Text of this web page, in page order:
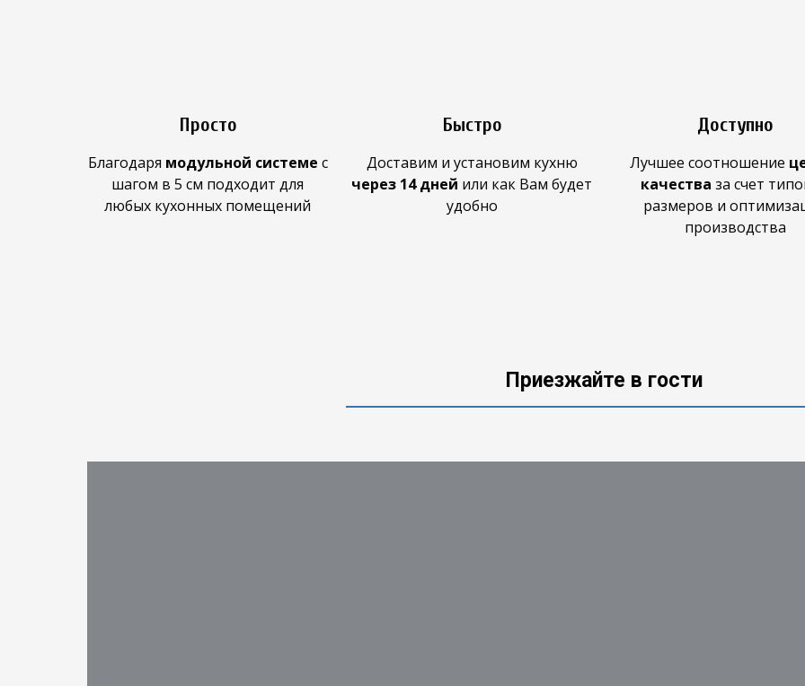
Просто
Благодаря модульной системе с
шагом в 5 см подходит для
любых кухонных помещений
Быстро
Доставим и установим кухню
через 14 дней или как Вам будет
удобно
Доступно
Лучшее соотношение
качества за счет
размеров и
производства
Приезжайте в гости